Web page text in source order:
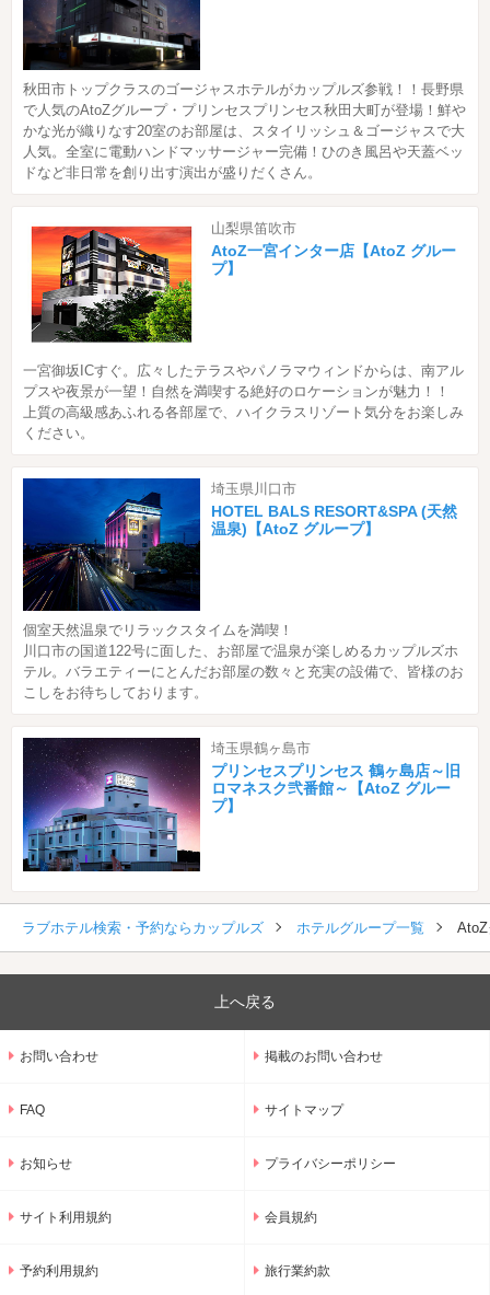
秋田市トップクラスのゴージャスホテルがカップルズ参戦！！長野県
で人気のAtoZグループ・プリンセスプリンセス秋田大町が登場！鮮や
かな光が織りなす20室のお部屋は、スタイリッシュ＆ゴージャスで大
人気。全室に電動ハンドマッサージャー完備！ひのき風呂や天蓋ベッ
ドなど非日常を創り出す演出が盛りだくさん。
山梨県笛吹市
AtoZ一宮インター店【AtoZ グルー
プ】
一宮御坂ICすぐ。広々したテラスやパノラマウィンドからは、南アル
プスや夜景が一望！自然を満喫する絶好のロケーションが魅力！！
上質の高級感あふれる各部屋で、ハイクラスリゾート気分をお楽しみ
ください。
埼玉県川口市
HOTEL BALS RESORT&SPA (天然
温泉)【AtoZ グループ】
個室天然温泉でリラックスタイムを満喫！
川口市の国道122号に面した、お部屋で温泉が楽しめるカップルズホ
テル。バラエティーにとんだお部屋の数々と充実の設備で、皆様のお
こしをお待ちしております。
埼玉県鶴ヶ島市
プリンセスプリンセス 鶴ヶ島店～旧
ロマネスク弐番館～【AtoZ グルー
プ】
ラブホテル検索・予約ならカップルズ ホテルグループ一覧
上へ戻る
お問い合わせ 掲載のお問い合わせ
FAQ サイトマップ
お知らせ プライバシーポリシー
サイト利用規約 会員規約
予約利用規約 旅行業約款